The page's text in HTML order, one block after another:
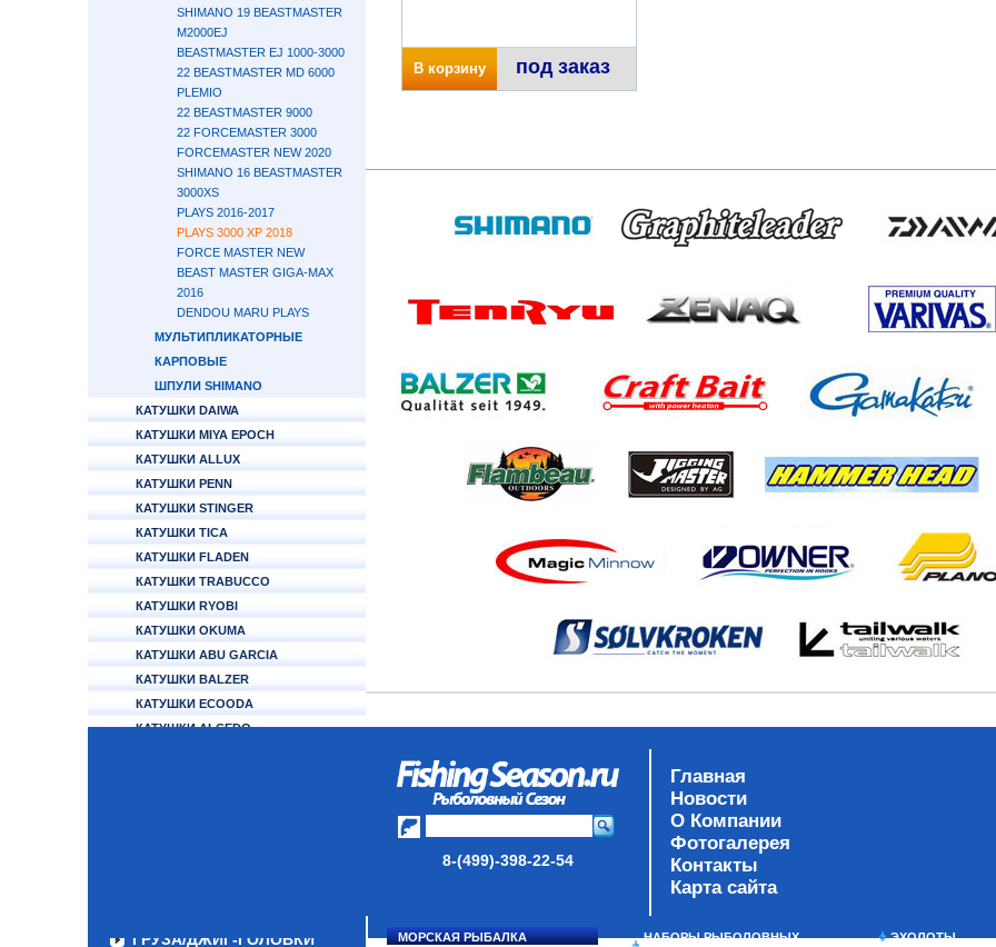
SHIMANO 19 BEASTMASTER
M2000EJ
BEASTMASTER EJ 1000-3000
22 BEASTMASTER MD 6000
PLEMIO
22 BEASTMASTER 9000
22 FORCEMASTER 3000
FORCEMASTER NEW 2020
SHIMANO 16 BEASTMASTER
3000XS
PLAYS 2016-2017
PLAYS 3000 XP 2018
FORCE MASTER NEW
BEAST MASTER GIGA-MAX
2016
DENDOU MARU PLAYS
МУЛЬТИПЛИКАТОРНЫЕ
КАРПОВЫЕ
ШПУЛИ SHIMANO
КАТУШКИ DAIWA
КАТУШКИ MIYA EPOCH
КАТУШКИ ALLUX
КАТУШКИ PENN
КАТУШКИ STINGER
КАТУШКИ TICA
КАТУШКИ FLADEN
КАТУШКИ TRABUCCO
КАТУШКИ RYOBI
КАТУШКИ OKUMA
КАТУШКИ ABU GARCIA
КАТУШКИ BALZER
КАТУШКИ ECOODA
КАТУШКИ ALCEDO
ГРУЗА/ДЖИГ-ГОЛОВКИ
В корзину под заказ
8-(499)-398-22-54
Главная
Новости
О Компании
Фотогалерея
Контакты
Карта сайта
МОРСКАЯ РЫБАЛКА
НАБОРЫ РЫБОЛОВНЫХ
ЭХОЛОТЫ